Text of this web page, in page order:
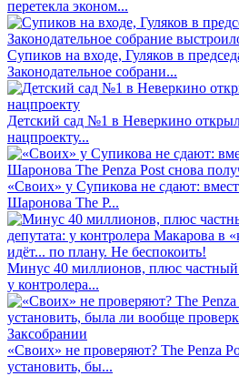
перетекла эконом...
Супиков на входе, Гуляков в
Законодательное собрани...
Детский сад №1 в Неверкино
нацпроекту...
«Своих» у Супикова не сдают:
Шаронова The P...
Минус 40 миллионов, плюс частный
у контролера...
«Своих» не проверяют? The Penza
установить, бы...